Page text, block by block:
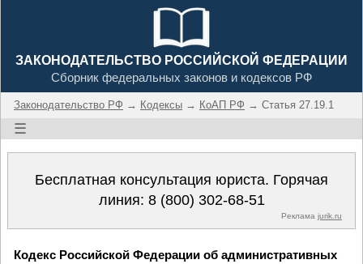
ЗАКОНОДАТЕЛЬСТВО РОССИЙСКОЙ ФЕДЕРАЦИИ
Сборник федеральных законов и кодексов РФ
Законодательство РФ → Кодексы → КоАП РФ → Статья 27.19.1
☰
Бесплатная консультация юриста. Горячая
линия: 8 (800) 302-68-51
Реклама jurik.ru
Кодекс Российской Федерации об административных